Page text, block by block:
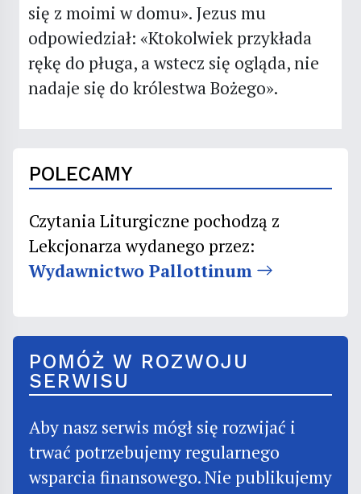
się z moimi w domu». Jezus mu
odpowiedział: «Ktokolwiek przykłada
rękę do pługa, a wstecz się ogląda, nie
nadaje się do królestwa Bożego».
POLECAMY
Czytania Liturgiczne pochodzą z
Lekcjonarza wydanego przez:
Wydawnictwo Pallottinum
POMÓŻ W ROZWOJU
SERWISU
Aby nasz serwis mógł się rozwijać i
trwać potrzebujemy regularnego
wsparcia finansowego. Nie publikujemy